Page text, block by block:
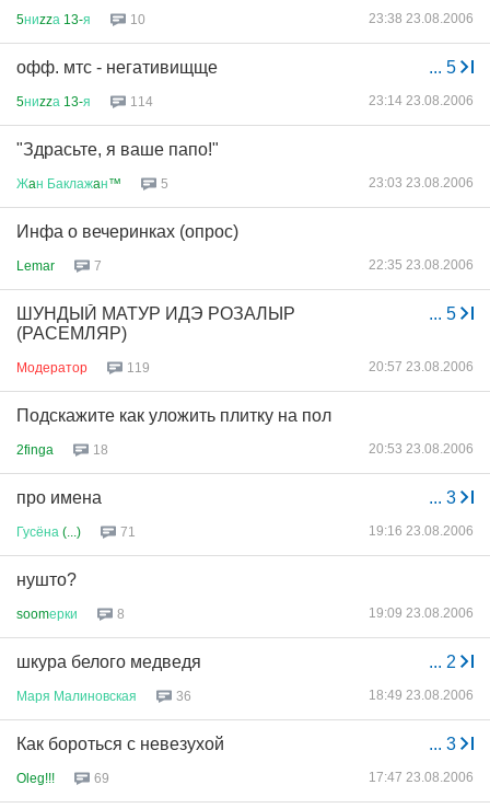
5ниzzа 13-я 10 23:38 23.08.2006
... 5
офф. мтс - негативищще
5ниzzа 13-я 114 23:14 23.08.2006
"Здрасьте, я ваше папо!"
Жaн Баклажaн™ 5 23:03 23.08.2006
Инфа о вечеринках (опрос)
Lemar 7 22:35 23.08.2006
... 5
ШУНДЫЙ МАТУР ИДЭ РОЗАЛЫР
(РАСЕМЛЯР)
Модератор 119 20:57 23.08.2006
Подскажите как уложить плитку на пол
2finga 18 20:53 23.08.2006
... 3
про имена
Гусёна (...) 71 19:16 23.08.2006
нушто?
soomерки 8 19:09 23.08.2006
... 2
шкура белого медведя
Маря Малиновская 36 18:49 23.08.2006
... 3
Как бороться с невезухой
Oleg!!! 69 17:47 23.08.2006